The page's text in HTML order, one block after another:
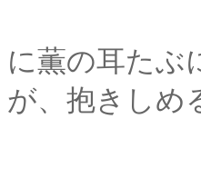
そう言い
に薫の耳たぶ
が、抱きしめ